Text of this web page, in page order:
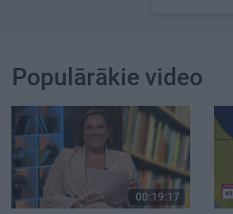
Populārākie video
00:19:17